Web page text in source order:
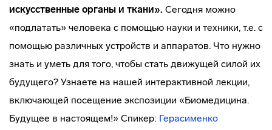
искусственные органы и ткани». Сегодня можно
«подлатать» человека с помощью науки и техники, т.е. с
помощью различных устройств и аппаратов. Что нужно
знать и уметь для того, чтобы стать движущей силой их
будущего? Узнаете на нашей интерактивной лекции,
включающей посещение экспозиции «Биомедицина.
Будущее в настоящем!» Спикер: Герасименко